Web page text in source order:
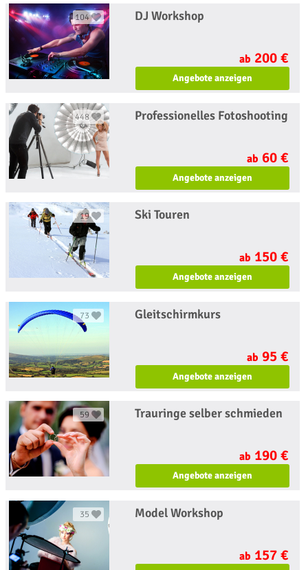
104 DJ Workshop
ab 200 €
Angebote anzeigen
448 Professionelles Fotoshooting
ab 60 €
Angebote anzeigen
19 Ski Touren
ab 150 €
Angebote anzeigen
73 Gleitschirmkurs
ab 95 €
Angebote anzeigen
59 Trauringe selber schmieden
ab 190 €
Angebote anzeigen
35 Model Workshop
ab 157 €